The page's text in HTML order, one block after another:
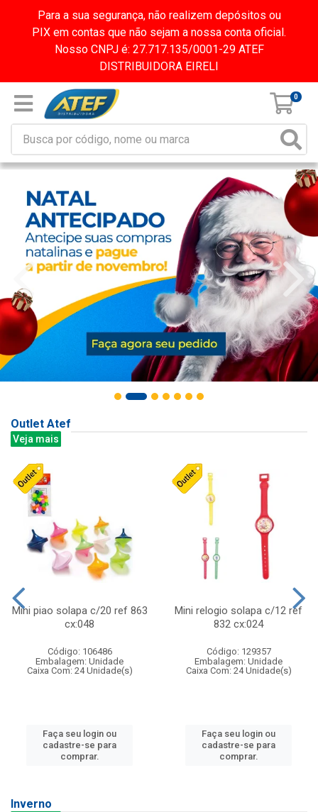
Para a sua segurança, não realizem depósitos ou
PIX em contas que não sejam a nossa conta oficial.
Nosso CNPJ é: 27.717.135/0001-29 ATEF
DISTRIBUIDORA EIRELI
0
Outlet Atef
Veja mais
Mini piao solapa c/20 ref 863
cx:048
Código: 106486
Embalagem: Unidade
Caixa Com: 24 Unidade(s)
Faça seu login ou
cadastre-se para
comprar.
Mini relogio solapa c/12 ref
832 cx:024
Código: 129357
Embalagem: Unidade
Caixa Com: 24 Unidade(s)
Faça seu login ou
cadastre-se para
comprar.
Inverno